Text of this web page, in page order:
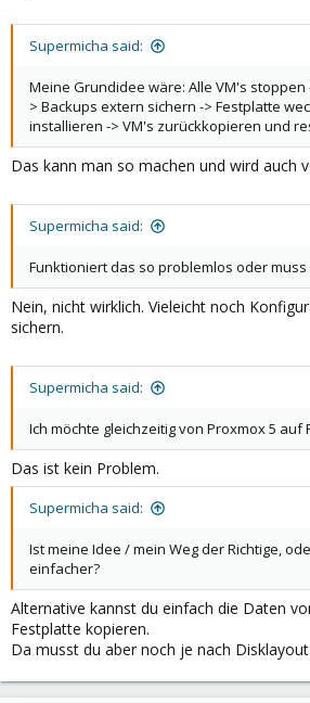
Supermicha said:
Meine Grundidee wäre: Alle VM's
> Backups extern sichern -> Festplatte
installieren -> VM's zurückkopieren und
Das kann man so machen und wird auch
Supermicha said:
Funktioniert das so problemlos oder
Nein, nicht wirklich. Vieleicht noch
sichern.
Supermicha said:
Ich möchte gleichzeitig von Proxmox 5 auf
Das ist kein Problem.
Supermicha said:
Ist meine Idee / mein Weg der Richtige,
einfacher?
Alternative kannst du einfach die Daten
Festplatte kopieren.
Da musst du aber noch je nach